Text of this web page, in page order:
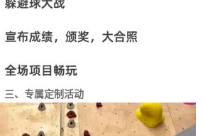
三、专属定制活动